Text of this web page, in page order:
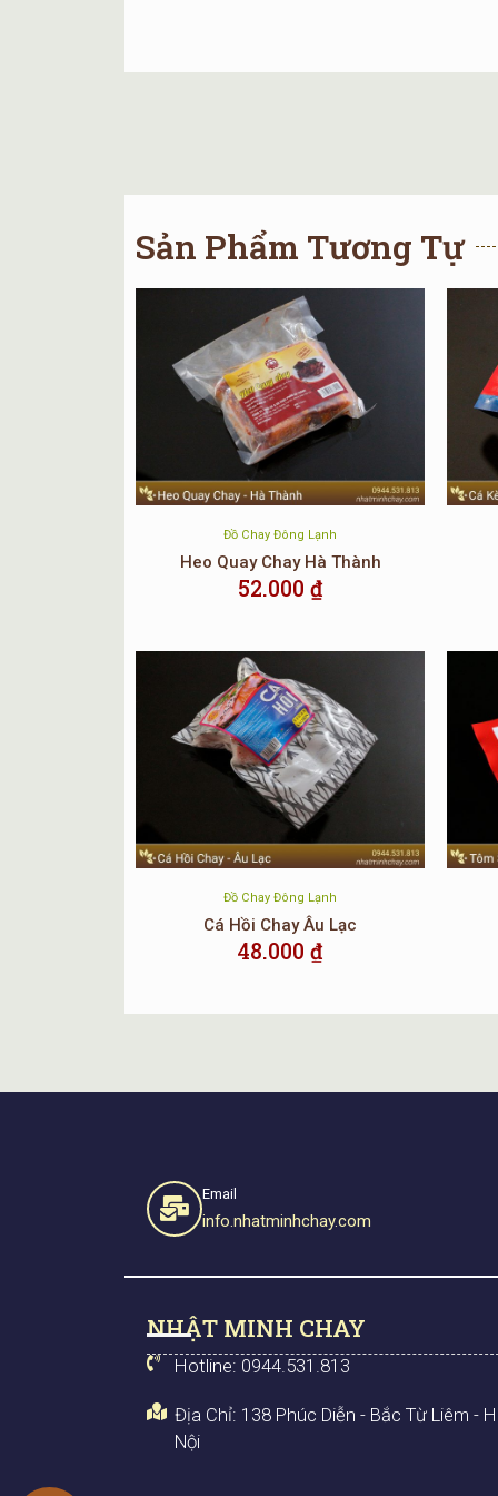
Sản Phẩm Tương Tự
Đồ Chay Đông Lạnh
Heo Quay Chay Hà Thành
52.000 ₫
Đồ Chay Đông Lạnh
Cá Hồi Chay Âu Lạc
48.000 ₫
Email
info.nhatminhchay.com
NHẬT MINH CHAY
Hotline: 0944.531.813
Địa Chỉ: 138 Phúc Diễn - Bắc Từ Liêm -
Nội